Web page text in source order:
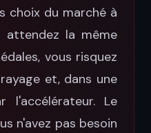
choix du marché à
attendez la même
vous risquez
et, dans une
l'accélérateur. Le
n'avez pas besoin